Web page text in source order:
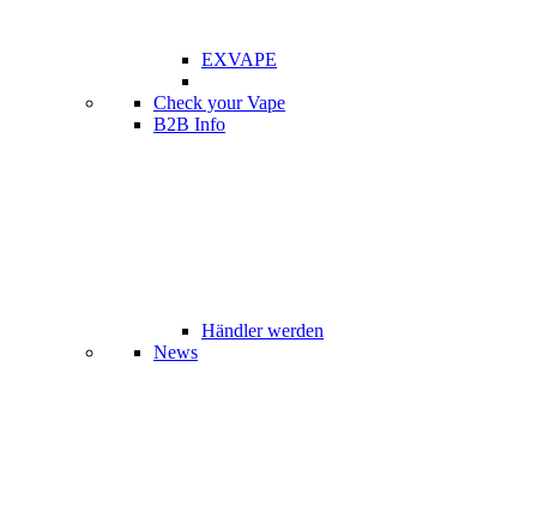
EXVAPE
Check your Vape
B2B Info
Händler werden
News